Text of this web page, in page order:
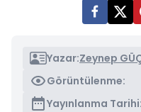
Yazar:Zeynep
Görüntülenme:
Yayınlanma Tarihi: